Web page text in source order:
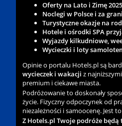
Oferty na Lato i Zimę
Noclegi w Polsce i za
Turystyczne okazje na
Hotele i ośrodki SPA
Wyjazdy kilkudniowe,
Wycieczki i loty
Opinie o portalu Hotels.pl są
wycieczek i wakacji z
premium i ciekawe miasta.
Podróżowanie to doskonały
życie. Fizyczny odpoczynek od
niezależności i samoocenę. Jest
Z Hotels.pl Twoje podróże